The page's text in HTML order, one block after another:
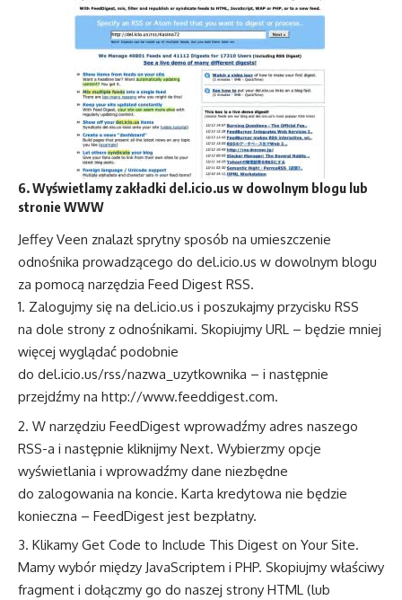
6. Wyświetlamy zakładki del.icio.us w dowolnym blogu lub
stronie WWW
Jeffey Veen znalazł sprytny sposób na umieszczenie
odnośnika prowadzącego do del.icio.us w dowolnym blogu
za pomocą narzędzia Feed Digest RSS.
Zalogujmy się na del.icio.us i poszukajmy przycisku RSS
na dole strony z odnośnikami. Skopiujmy URL – będzie mniej
więcej wyglądać podobnie
do del.icio.us/rss/nazwa_uzytkownika – i następnie
przejdźmy na http://www.feeddigest.com.
W narzędziu FeedDigest wprowadźmy adres naszego
RSS-a i następnie kliknijmy Next. Wybierzmy opcje
wyświetlania i wprowadźmy dane niezbędne
do zalogowania na koncie. Karta kredytowa nie będzie
konieczna – FeedDigest jest bezpłatny.
Klikamy Get Code to Include This Digest on Your Site.
Mamy wybór między JavaScriptem i PHP. Skopiujmy właściwy
fragment i dołączmy go do naszej strony HTML (lub